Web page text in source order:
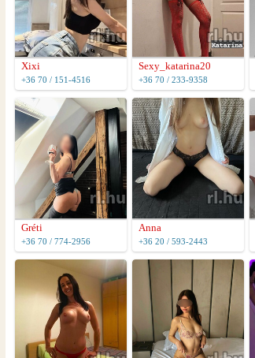
Xixi
+36 70 / 151-4516
Sexy_katarina20
+36 70 / 233-9358
Gréti
+36 70 / 774-2956
Anna
+36 20 / 593-2443